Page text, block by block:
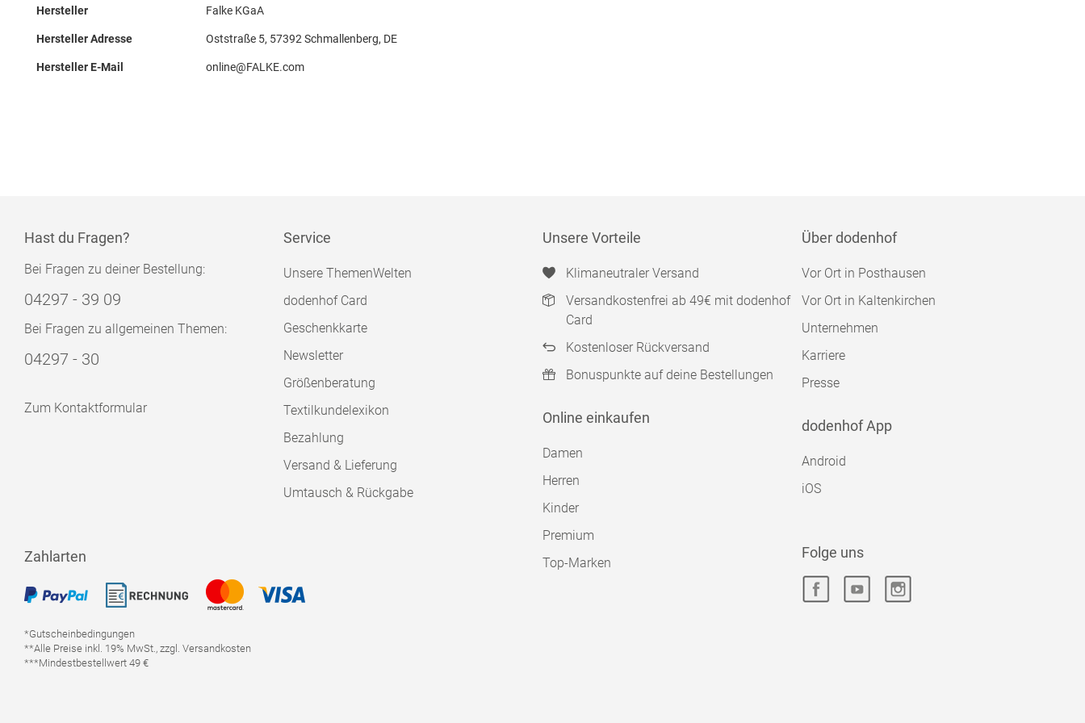
Hersteller Falke KGaA
Hersteller Adresse Oststraße 5, 57392 Schmallenberg, DE
Hersteller E-Mail online@FALKE.com
Hast du Fragen?
Bei Fragen zu deiner Bestellung:
04297 - 39 09
Bei Fragen zu allgemeinen Themen:
04297 - 30
Zum Kontaktformular
Service
Unsere ThemenWelten
dodenhof Card
Geschenkkarte
Newsletter
Größenberatung
Textilkundelexikon
Bezahlung
Versand & Lieferung
Umtausch & Rückgabe
Unsere Vorteile
Klimaneutraler Versand
Versandkostenfrei ab 49€ mit dodenhof
Card
Kostenloser Rückversand
Bonuspunkte auf deine Bestellungen
Online einkaufen
Damen
Herren
Kinder
Premium
Top-Marken
Über dodenhof
Vor Ort in Posthausen
Vor Ort in Kaltenkirchen
Unternehmen
Karriere
Presse
dodenhof App
Android
iOS
Zahlarten
*Gutscheinbedingungen
**Alle Preise inkl. 19% MwSt., zzgl. Versandkosten
***Mindestbestellwert 49 €
Folge uns